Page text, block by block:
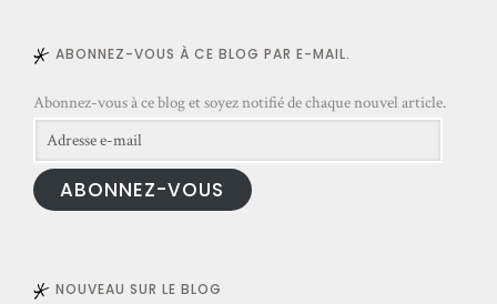
l
ABONNEZ-VOUS À CE BLOG PAR E-MAIL.
Abonnez-vous à ce blog et soyez notifié de chaque nouvel article.
Adresse
e-
mail ABONNEZ-VOUS
NOUVEAU SUR LE BLOG